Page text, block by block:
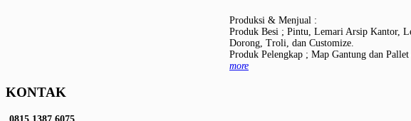
Produksi & Menjual :
Produk Besi ; Pintu, Lemari Arsip Kantor,
Dorong, Troli, dan Customize.
Produk Pelengkap ; Map Gantung dan Pallet
more
KONTAK